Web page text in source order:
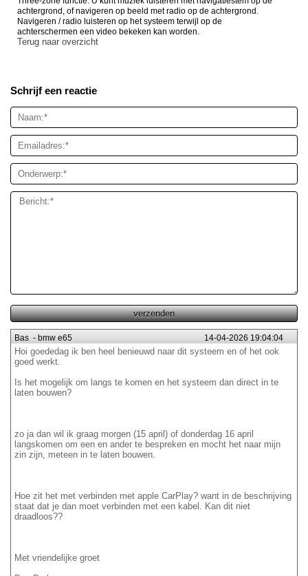
achtergrond, of navigeren op beeld met radio op de achtergrond.
Navigeren / radio luisteren op het systeem terwijl op de
achterschermen een video bekeken kan worden.
Terug naar overzicht
Schrijf een reactie
Bas - bmw e65 14-04-2026 19:04:04
Hoi goededag ik ben heel benieuwd naar dit systeem en of het ook
goed werkt.
Is het mogelijk om langs te komen en het systeem dan direct in te
laten bouwen?
zo ja dan wil ik graag morgen (15 april) of donderdag 16 april
langskomen om een en ander te bespreken en mocht het naar mijn
zin zijn, meteen in te laten bouwen.
Hoe zit het met verbinden met apple CarPlay? want in de beschrijving
staat dat je dan moet verbinden met een kabel. Kan dit niet
draadloos??
Met vriendelijke groet